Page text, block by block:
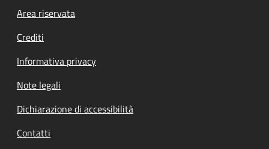
Footer menu
Area riservata
Crediti
Informativa privacy
Note legali
Dichiarazione di accessibilità
Contatti